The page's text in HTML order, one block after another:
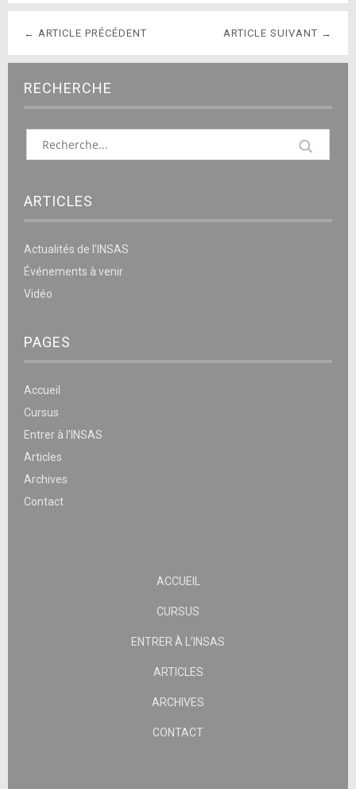
ARTICLE SUIVANT →
← ARTICLE PRÉCÉDENT
RECHERCHE
ARTICLES
Actualités de l’INSAS
Événements à venir
Vidéo
PAGES
Accueil
Cursus
Entrer à l’INSAS
Articles
Archives
Contact
ACCUEIL
CURSUS
ENTRER À L’INSAS
ARTICLES
ARCHIVES
CONTACT